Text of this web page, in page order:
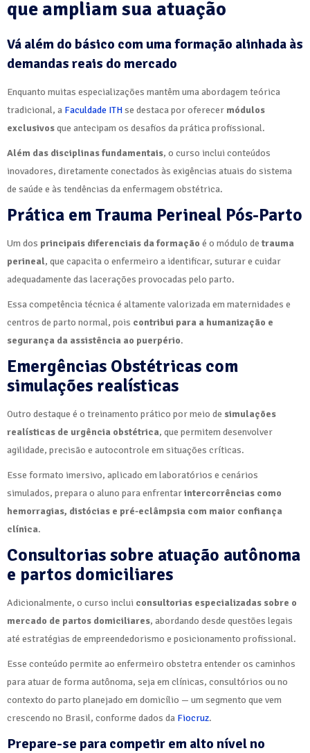
que ampliam sua atuação
Vá além do básico com uma formação alinhada às
demandas reais do mercado
Enquanto muitas especializações mantêm uma abordagem teórica
tradicional, a Faculdade ITHse destaca por oferecer módulos
exclusivosque antecipam os desafios da prática profissional.
Além das disciplinas fundamentais, o curso inclui conteúdos
inovadores, diretamente conectados às exigências atuais do sistema
de saúde e às tendências da enfermagem obstétrica.
Prática em Trauma Perineal Pós-Parto
Um dos principais diferenciais da formação é o módulo de trauma
perineal, que capacita o enfermeiro a identificar, suturar e cuidar
adequadamente das lacerações provocadas pelo parto.
Essa competência técnica é altamente valorizada em maternidades e
centros de parto normal, pois contribui para a humanização e
segurança da assistência ao puerpério.
Emergências Obstétricas com
simulações realísticas
Outro destaque é o treinamento prático por meio de simulações
realísticas de urgência obstétrica, que permitem desenvolver
agilidade, precisão e autocontrole em situações críticas.
Esse formato imersivo, aplicado em laboratórios e cenários
simulados, prepara o aluno para enfrentarintercorrências como
hemorragias, distócias e pré-eclâmpsia com maior confiança
clínica.
Consultorias sobre atuação autônoma
e partos domiciliares
Adicionalmente, o curso inclui consultorias especializadas sobre o
mercado de partos domiciliares, abordando desde questões legais
até estratégias de empreendedorismo e posicionamento profissional.
Esse conteúdo permite ao enfermeiro obstetra entender os caminhos
para atuar de forma autônoma, seja em clínicas, consultórios ou no
contexto do parto planejado em domicílio — um segmento que vem
crescendo no Brasil, conforme dados da Fiocruz.
Prepare-se para competir em alto nível no